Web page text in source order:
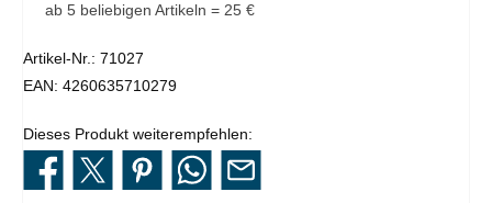
ab 5 beliebigen Artikeln = 25 €
Artikel-Nr.: 71027
EAN: 4260635710279
Dieses Produkt weiterempfehlen: